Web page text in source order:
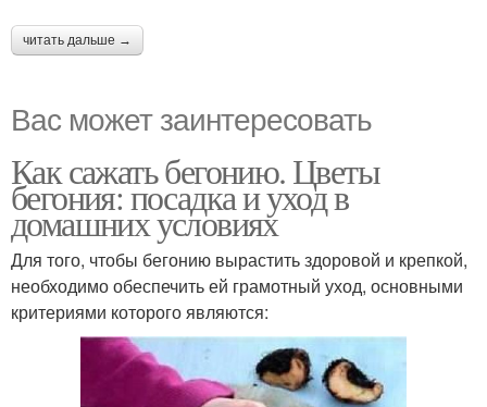
читать дальше →
Вас может заинтересовать
Как сажать бегонию. Цветы
бегония: посадка и уход в
домашних условиях
Для того, чтобы бегонию вырастить здоровой и крепкой,
необходимо обеспечить ей грамотный уход, основными
критериями которого являются: